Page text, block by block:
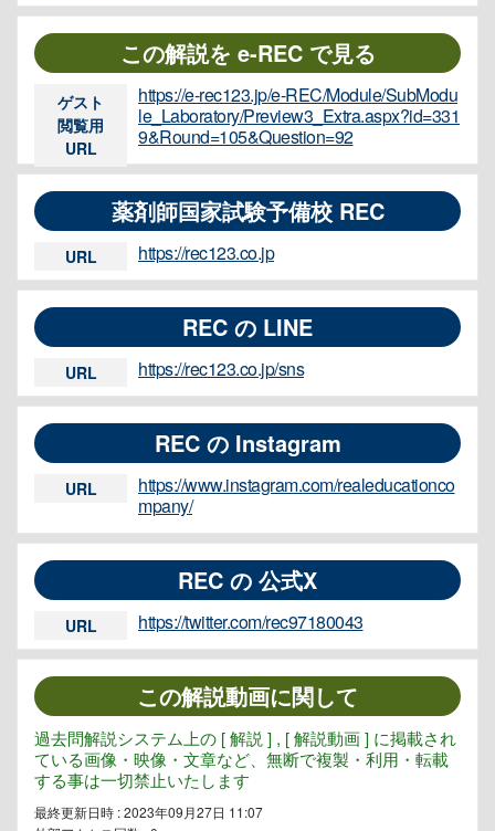
この解説を e-REC で見る
ゲスト
閲覧用
URL
https://e-rec123.jp/e-REC/Module/SubModu
le_Laboratory/Preview3_Extra.aspx?id=331
9&Round=105&Question=92
薬剤師国家試験予備校 REC
URL https://rec123.co.jp
REC の LINE
URL https://rec123.co.jp/sns
REC の Instagram
URL
https://www.instagram.com/realeducationco
mpany/
REC の 公式X
URL https://twitter.com/rec97180043
この解説動画に関して
過去問解説システム上の [ 解説 ] , [ 解説動画 ] に掲載され
ている画像・映像・文章など、無断で複製・利用・転載
する事は一切禁止いたします
最終更新日時 : 2023年09月27日 11:07